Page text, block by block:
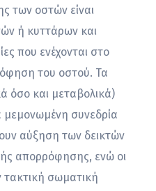
των οστών είναι
ή κυττάρων και
που ενέχονται στο
του οστού. Τα
όσο και μεταβολικά)
συνεδρία
αύξηση των δεικτών
απορρόφησης, ενώ οι
τακτική σωματική